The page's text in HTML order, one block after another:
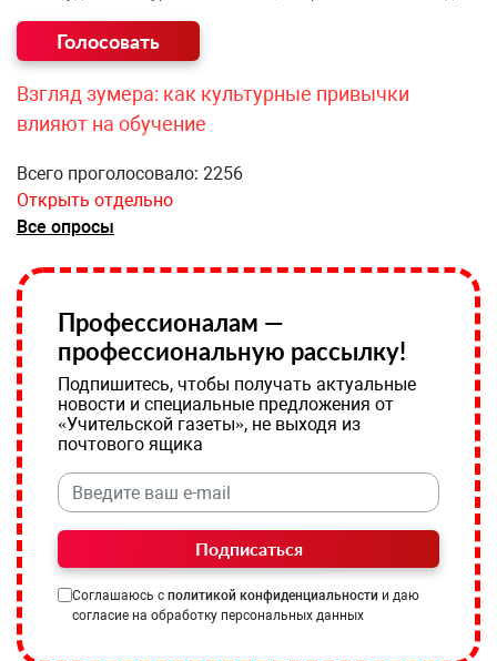
Взгляд зумера: как культурные привычки
влияют на обучение
Всего проголосовало: 2256
Открыть отдельно
Все опросы
Профессионалам —
профессиональную рассылку!
Подпишитесь, чтобы получать актуальные
новости и специальные предложения от
«Учительской газеты», не выходя из
почтового ящика
Подписаться
Соглашаюсь с политикой конфиденциальности и даю
согласие на обработку персональных данных